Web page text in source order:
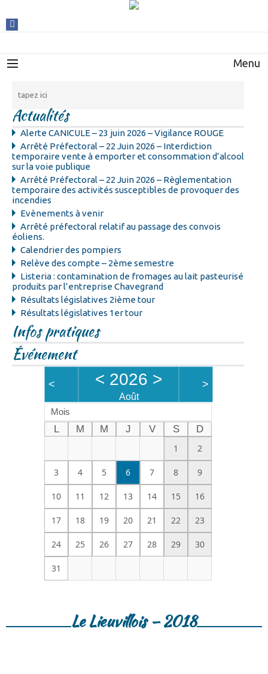
Menu
Actualités
Alerte CANICULE – 23 juin 2026 – Vigilance ROUGE
Arrêté Préfectoral – 22 Juin 2026 – Interdiction
temporaire vente à emporter et consommation d’alcool
sur la voie publique
Arrêté Préfectoral – 22 Juin 2026 – Règlementation
temporaire des activités susceptibles de provoquer des
incendies
Evènements à venir
Arrêté préfectoral relatif au passage des convois
éoliens.
Calendrier des pompiers
Relève des compte – 2ème semestre
Listeria : contamination de fromages au lait pasteurisé
produits par l’entreprise Chavegrand
Résultats législatives 2ième tour
Résultats législatives 1er tour
Infos pratiques
Événement
< < 2026 >
Août
>
Mois
L M M J V S
D
1
2
3 4 5 6 7 8 9
10 11 12 13 14 15 16
17 18 19 20 21 22 23
24 25 26 27 28 29 30
31
Le Lieuvillois – 2018